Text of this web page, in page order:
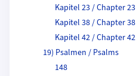
Kapitel 23 / Chapter 23
Kapitel 38 / Chapter 38
Kapitel 42 / Chapter 42
19) Psalmen / Psalms
148